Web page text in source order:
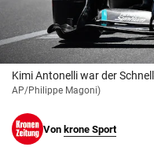
© Krone Multimedia
Muthgasse 2, 1190 Wien
Kimi Antonelli war der
AP/Philippe Magoni)
Von krone Sport